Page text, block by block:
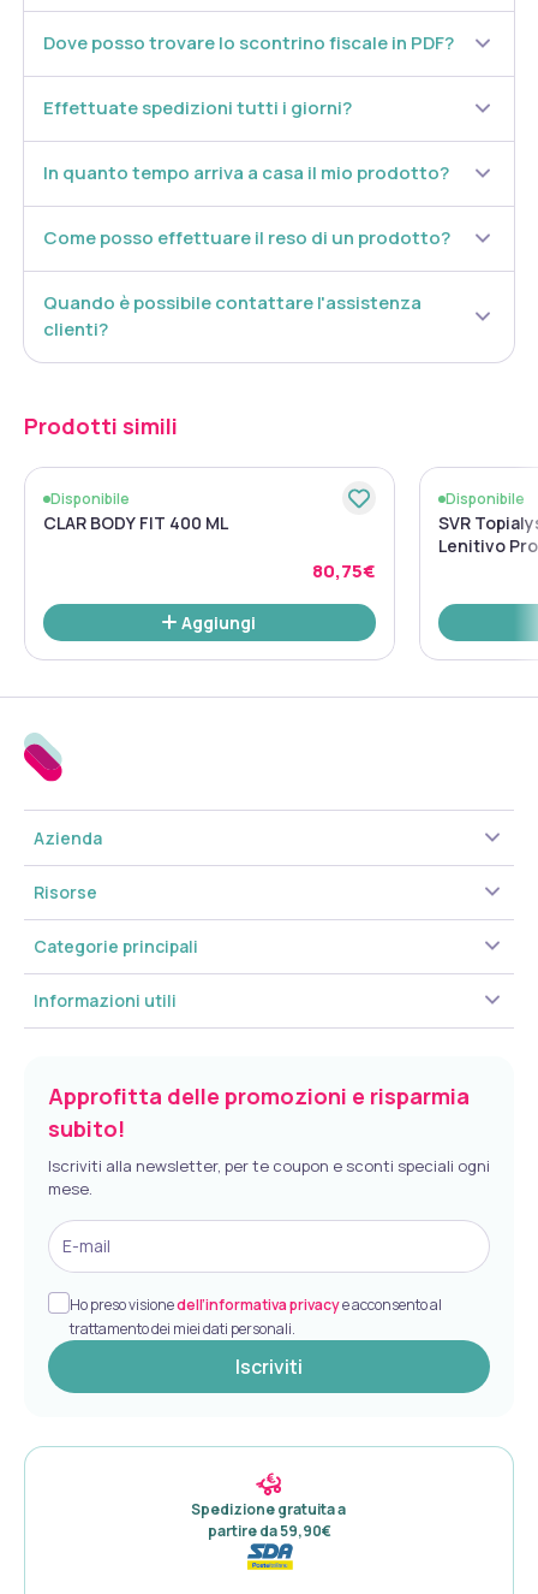
Dove posso trovare lo scontrino fiscale in PDF?
Effettuate spedizioni tutti i giorni?
In quanto tempo arriva a casa il mio prodotto?
Come posso effettuare il reso di un prodotto?
Quando è possibile contattare l'assistenza
clienti?
Prodotti simili
Disponibile
CLAR BODY FIT 400 ML
80,75€
Aggiungi
Disponibile
SVR
Lenitivo
Azienda
Risorse
Categorie principali
Informazioni utili
Approfitta delle promozioni e risparmia
subito!
Iscriviti alla newsletter, per te coupon e sconti speciali ogni
mese.
E-mail
Ho preso visionedell’informativa privacye acconsento al
trattamento dei miei dati personali.
Iscriviti
Spedizione gratuita a
partire da 59,90€